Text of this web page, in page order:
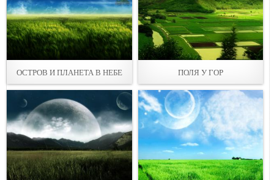
ОСТРОВ И ПЛАНЕТА В НЕБЕ ПОЛЯ У ГОР